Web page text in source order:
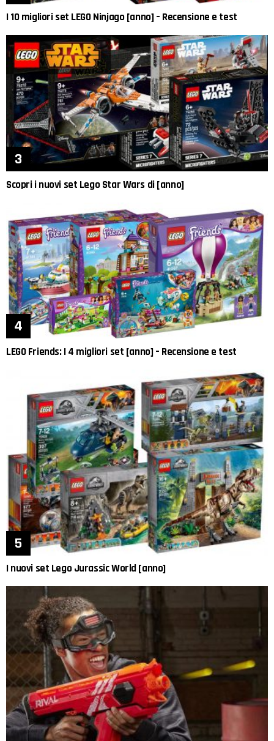
I 10 migliori set LEGO Ninjago [anno] – Recensione e test
Scopri i nuovi set Lego Star Wars di [anno]
LEGO Friends: I 4 migliori set [anno] – Recensione e test
I nuovi set Lego Jurassic World [anno]